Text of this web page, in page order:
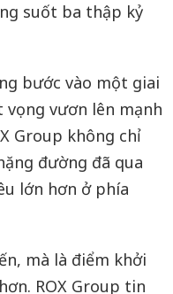
suốt ba thập kỷ
bước vào một giai
vươn lên mạnh
Group không chỉ
đường đã qua
lớn hơn ở phía
mà là điểm khởi
ROX Group tin